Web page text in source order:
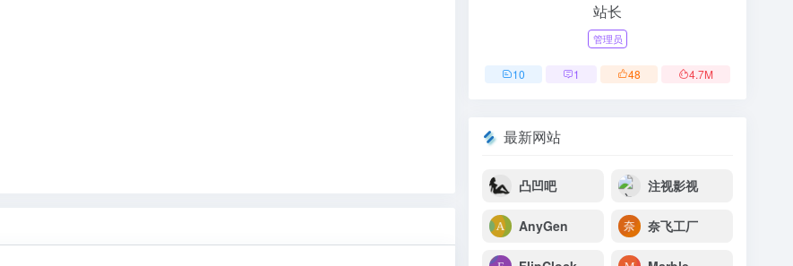
站长
管理员
10 1 48 4.7M
最新网站
凸凹吧 注视影视
AnyGen 奈飞工厂